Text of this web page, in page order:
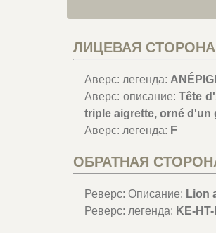
ЛИЦЕВАЯ СТОРОНА
Аверс: легенда:
Аверс: описание:Tête
triple aigrette, orné d'un
Аверс: легенда: F
ОБРАТНАЯ
Реверс: Описание: Lion
Реверс: легенда: KE-HT-